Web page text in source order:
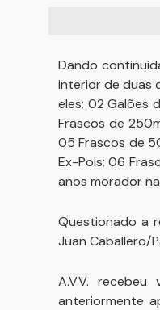
Dando
interior de duas
eles; 02 Galões
Frascos de
05 Frascos de
Ex-Pois; 06
anos morador
Questionado a
Juan Caballero/
A.V.V.
anteriormente